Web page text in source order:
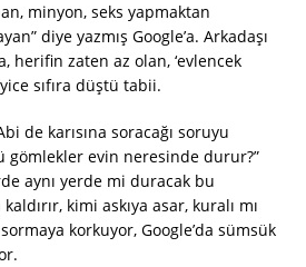
minyon, seks yapmaktan
diye yazmış Google’a. Arkadaşı
herifin zaten az olan, ‘evlencek
sıfıra düştü tabii.
de karısına soracağı soruyu
gömlekler evin neresinde durur?”
aynı yerde mi duracak bu
kimi askıya asar, kuralı mı
korkuyor, Google’da sümsük